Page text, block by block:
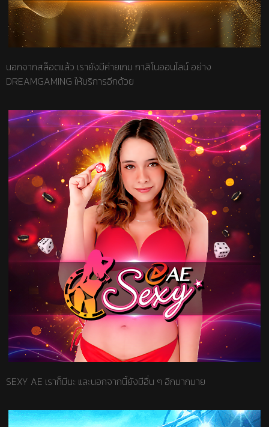
นอกจากสล็อตแล้ว เรายังมีค่ายเกม กาสิโนออนไลน์ อย่าง
DREAMGAMING ให้บริการอีกด้วย
SEXY AE เราก็มีนะ และนอกจากนี้ยังมีอื่น ๆ อีกมากมาย